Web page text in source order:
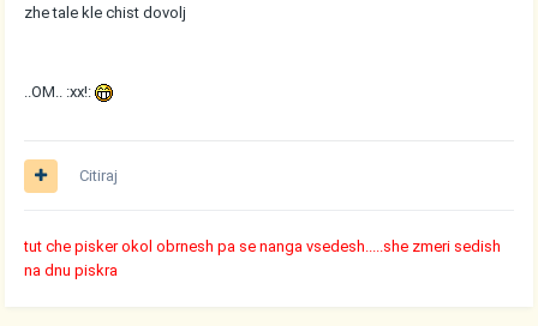
zhe tale kle chist dovolj
..OM.. :xx!:
Citiraj
tut che pisker okol obrnesh pa se nanga vsedesh.....she zmeri sedish
na dnu piskra